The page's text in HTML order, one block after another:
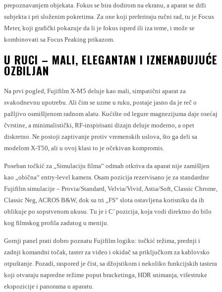
prepoznavanjem objekata. Fokus se bira dodirom na ekranu, a aparat se drži
subjekta i pri složenim pokretima. Za one koji preferiraju ručni rad, tu je Focus
Meter, koji grafički pokazuje da li je fokus ispred ili iza teme, i može se
kombinovati sa Focus Peaking prikazom.
U RUCI – MALI, ELEGANTAN I IZNENAĐUJUĆE
OZBILJAN
Na prvi pogled, Fujifilm X-M5 deluje kao mali, simpatični aparat za
svakodnevnu upotrebu. Ali čim se uzme u ruku, postaje jasno da je reč o
pažljivo osmišljenom radnom alatu. Kućište od legure magnezijuma daje osećaj
čvrstine, a minimalistički, RF-inspirisani dizajn deluje moderno, a opet
diskretno. Ne postoji zaptivanje protiv vremenskih uslova, što ga deli sa
modelom X-T50, ali u ovoj klasi to je očekivan kompromis.
Poseban točkić za „Simulaciju filma“ odmah otkriva da aparat nije zamišljen
kao „obična“ entry-level kamera. Osam pozicija rezervisano je za standardne
Fujifilm simulacije – Provia/Standard, Velvia/Vivid, Astia/Soft, Classic Chrome,
Classic Neg, ACROS B&W, dok su tri „FS“ slota ostavljena korisniku da ih
oblikuje po sopstvenom ukusu. Tu je i C’ pozicija, koja vodi direktno do bilo
kog filmskog profila zadatog u meniju.
Gornji panel prati dobro poznatu Fujifilm logiku: točkić režima, prednji i
zadnji komandni točak, taster za video i okidač sa priključkom za kablovsko
otpuštanje. Pozadi, raspored je čist, sa džojstikom i nekoliko funkcijskih tastera
koji otvaraju napredne režime poput bracketinga, HDR snimanja, višestruke
ekspozicije i panorama u aparatu.